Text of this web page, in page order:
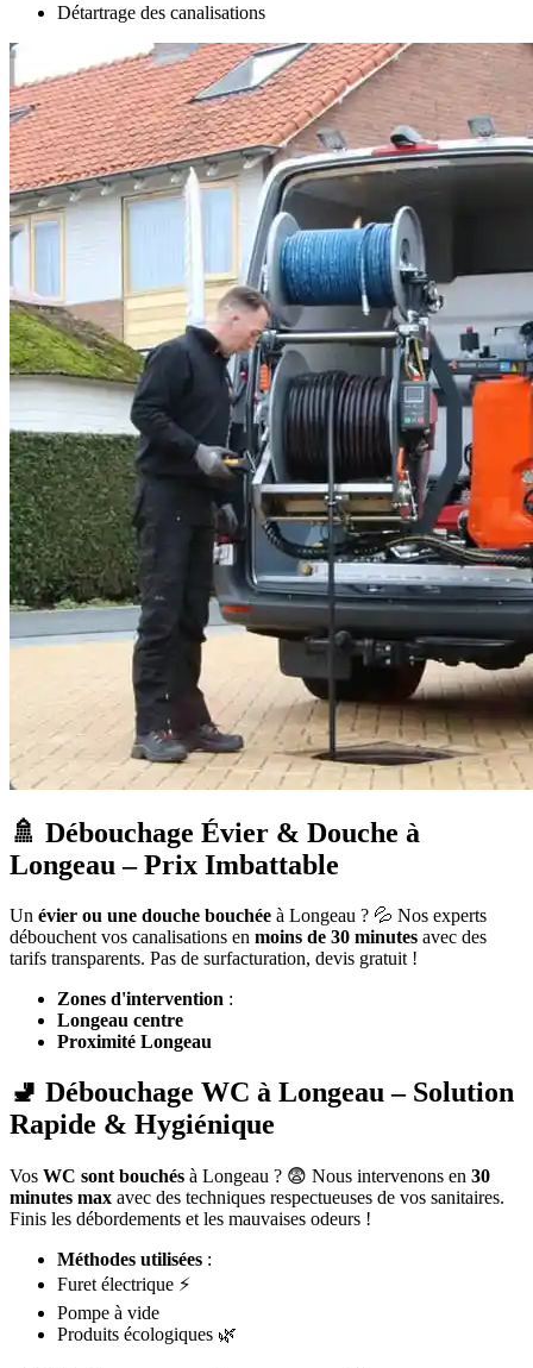
Détartrage des canalisations
🚿 Débouchage Évier & Douche à
Longeau – Prix Imbattable
Un évier ou une douche bouchée à Longeau ? 💦 Nos experts
débouchent vos canalisations en moins de 30 minutes avec des
tarifs transparents. Pas de surfacturation, devis gratuit !
Zones d'intervention :
Longeau centre
Proximité Longeau
🚽 Débouchage WC à Longeau – Solution
Rapide & Hygiénique
Vos WC sont bouchés à Longeau ? 😨 Nous intervenons en 30
minutes max avec des techniques respectueuses de vos sanitaires.
Finis les débordements et les mauvaises odeurs !
Méthodes utilisées :
Furet électrique ⚡
Pompe à vide
Produits écologiques 🌿